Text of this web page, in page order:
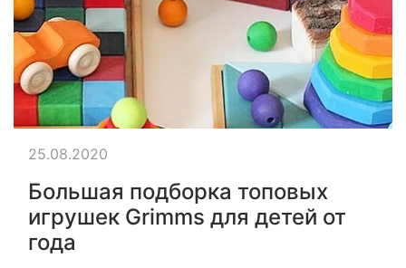
Большая подборка топовых
игрушек Grimms для детей от
года
25.08.2020